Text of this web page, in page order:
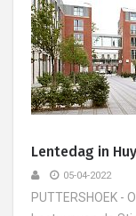
Lentedag in
05-04-2022
PUTTERSHOEK